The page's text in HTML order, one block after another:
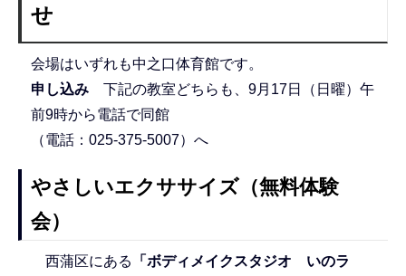
せ
会場はいずれも中之口体育館です。
申し込み下記の教室どちらも、9月17日（日曜）午
前9時から電話で同館
（電話：025-375-5007）へ
やさしいエクササイズ（無料体験
会）
西蒲区にある 「ボディメイクスタジオ いのラ